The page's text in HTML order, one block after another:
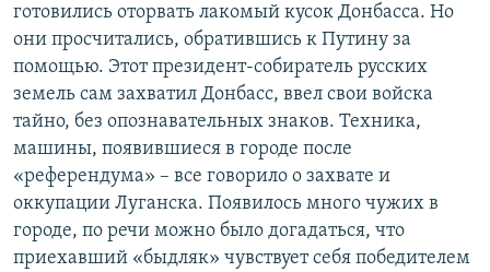
готовились оторвать лакомый кусок Донбасса. Но
они просчитались, обратившись к Путину за
помощью. Этот президент-собиратель русских
земель сам захватил Донбасс, ввел свои войска
тайно, без опознавательных знаков. Техника,
машины, появившиеся в городе после
«референдума» – все говорило о захвате и
оккупации Луганска. Появилось много чужих в
городе, по речи можно было догадаться, что
приехавший «быдляк» чувствует себя победителем